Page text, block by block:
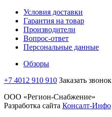
Условия доставки
Гарантия на товар
Производители
Вопрос-ответ
Персональные данные
Обзоры
+7 4012 910 910 Заказать звонок
ООО «Регион-Снабжение»
Разработка сайта Консалт-Инфо